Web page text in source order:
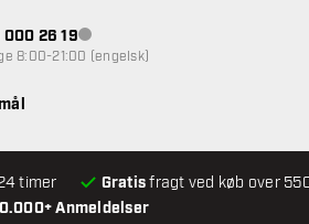
Anmeldelser
timer Gratisfragt ved køb over
000 26 19Kundeservice ikke tilgængelig
8:00-21:00 (engelsk)